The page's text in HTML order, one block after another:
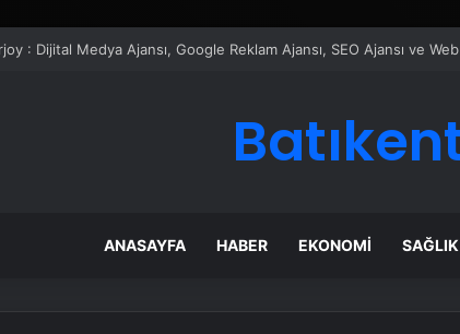
: Dijital Medya Ajansı, Google Reklam Ajansı, SEO Ajansı ve Web
ANASAYFA HABER EKONOMI SAĞLIK